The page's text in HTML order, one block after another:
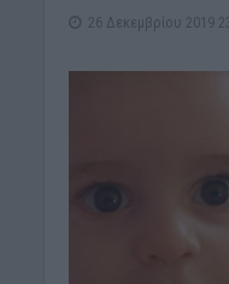
26 Δεκεμβρίου 2019